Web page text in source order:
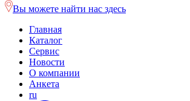
Вы можете найти нас здесь
Главная
Каталог
Сервис
Новости
О компании
Анкета
ru